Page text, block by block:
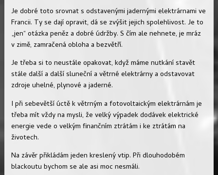
Je dobré toto srovnat s odstavenými jadernými elektrárnami ve
Francii. Ty se dají opravit, dá se zvýšit jejich spolehlivost. Je to
„jen“ otázka peněz a dobré údržby. S čím ale nehnete, je mráz
v zimě, zamračená obloha a bezvětří.
Je třeba si to neustále opakovat, když máme nutkání stavět
stále další a další sluneční a větrné elektrárny a odstavovat
zdroje uhelné, plynové a jaderné.
I při sebevětší úctě k větrným a fotovoltaickým elektrárnám je
třeba mít vždy na mysli, že velký výpadek dodávek elektrické
energie vede o velkým finančním ztrátám i ke ztrátám na
životech.
Na závěr přikládám jeden kreslený vtip. Při dlouhodobém
blackoutu bychom se ale asi moc nesmáli.